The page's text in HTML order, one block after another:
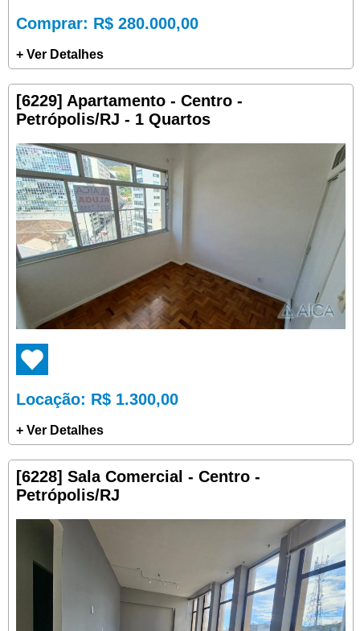
Comprar: R$ 280.000,00
+ Ver Detalhes
[6229] Apartamento - Centro -
Petrópolis/RJ - 1 Quartos
Locação: R$ 1.300,00
+ Ver Detalhes
[6228] Sala Comercial - Centro -
Petrópolis/RJ